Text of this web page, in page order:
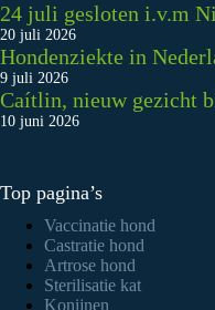
24 juli gesloten i.v.m
20 juli 2026
Hondenziekte in
9 juli 2026
Caítlin, nieuw gezicht
10 juni 2026
Top pagina’s
Vaccinatie hond
Castratie hond
Artrose hond
Sterilisatie kat
Konijnen